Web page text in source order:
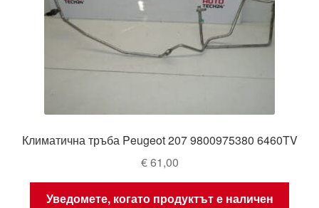
Климатична тръба Peugeot 207 9800975380 6460TV
€61,00
Уведомете, когато продуктът е наличен